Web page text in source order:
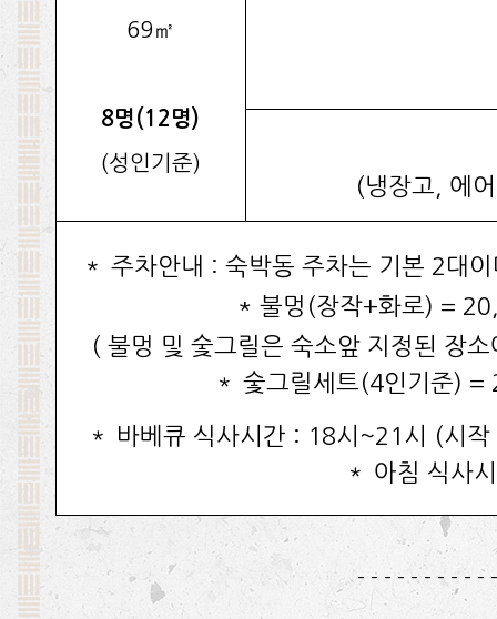
69㎡
8명(12명)
(성인기준)
(냉장고, 에
＊ 주차안내 : 숙박동 주차는 기본 2대
* 불멍(장작+화로) =
( 불멍 및 숯그릴은 숙소앞 지정된 장
＊ 숯그릴세트(4인기준)
＊ 바베큐 식사시간 : 18시~21시 (시
＊ 아침 식사
- - - - - - - - - -